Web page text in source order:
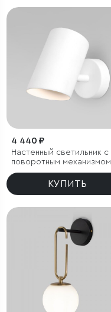
4 440 ₽
Настенный светильник с
поворотным механизмом
КУПИТЬ